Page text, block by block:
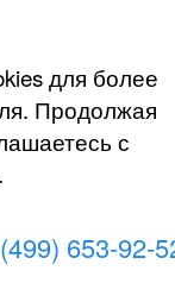
для более
Продолжая
с
653-92-